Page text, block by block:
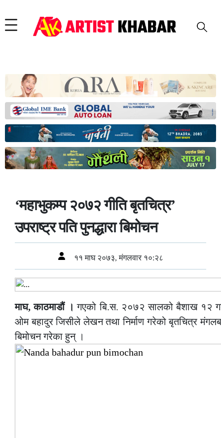
‘महाभुकम्प २०७२ गीति बृतचित्र’
उपराष्ट्र पति पुनद्धारा बिमोचन
११ माघ २०७३, मंगलवार १०:२८
माघ, काठमाडौं । गएको बि.स. २०७२ सालको बैशाख १२
ओम बहादुर जिसीले लेखन तथा निर्माण गरेको बृतचित्र
बिमोचन गरेका हुन् ।